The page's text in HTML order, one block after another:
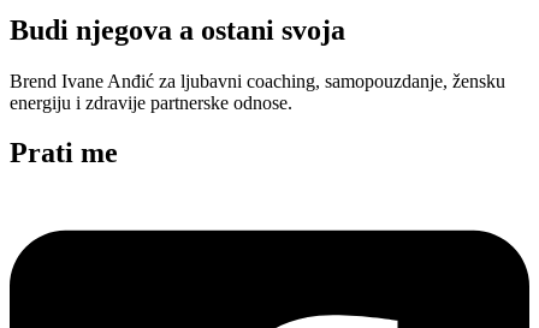
Budi njegova a ostani svoja
Brend Ivane Anđić za ljubavni coaching, samopouzdanje, žensku
energiju i zdravije partnerske odnose.
Prati me